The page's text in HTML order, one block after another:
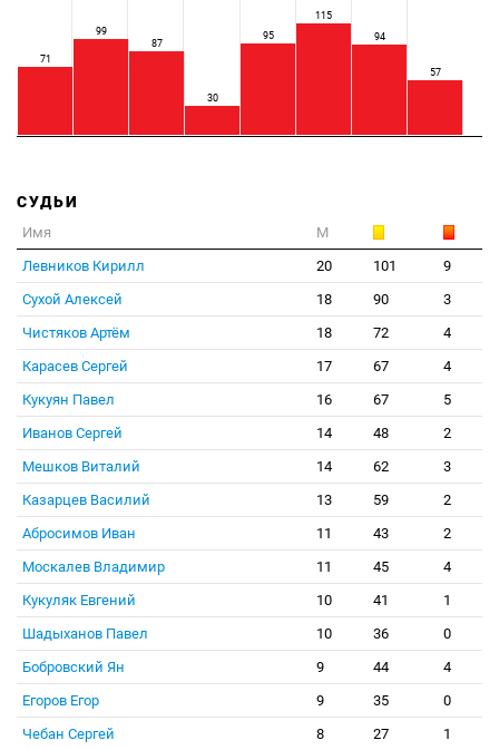
71
99
87
30
95
115
94
57
СУДЬИ
Имя
М
Левников Кирилл
20 101
9
Сухой Алексей
18 90
3
Чистяков Артём
18 72
4
Карасев Сергей
17 67
4
Кукуян Павел
16 67
5
Иванов Сергей
14 48
2
Мешков Виталий
14 62
3
Казарцев Василий
13 59
2
Абросимов Иван
11 43
2
Москалев Владимир
11 45
4
Кукуляк Евгений
10 41
1
Шадыханов Павел
10 36
0
Бобровский Ян
9 44
4
Егоров Егор
9 35
0
Чебан Сергей
8 27
1